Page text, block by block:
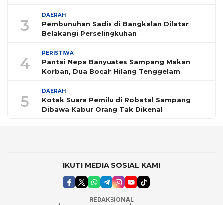
3
DAERAH
Pembunuhan Sadis di Bangkalan Dilatar
Belakangi Perselingkuhan
4
PERISTIWA
Pantai Nepa Banyuates Sampang Makan
Korban, Dua Bocah Hilang Tenggelam
5
DAERAH
Kotak Suara Pemilu di Robatal Sampang
Dibawa Kabur Orang Tak Dikenal
IKUTI MEDIA SOSIAL KAMI
REDAKSIONAL